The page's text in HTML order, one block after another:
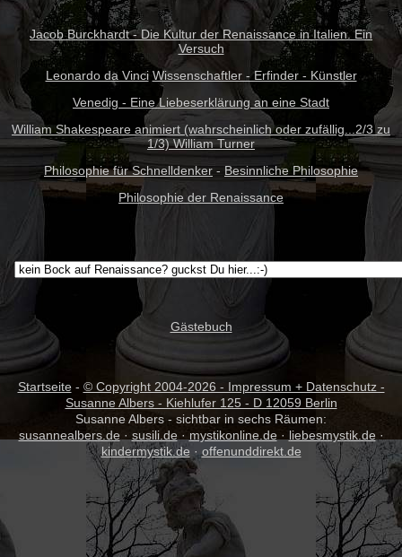
Jacob Burckhardt - Die Kultur der Renaissance in Italien. Ein
Versuch
Leonardo da Vinci Wissenschaftler - Erfinder - Künstler
Venedig - Eine Liebeserklärung an eine Stadt
William Shakespeare animiert (wahrscheinlich oder zufällig...2/3 zu
1/3) William Turner
Philosophie für Schnelldenker- Besinnliche Philosophie
Philosophie der Renaissance
Gästebuch
Startseite- © Copyright 2004-2026 - Impressum + Datenschutz -
Susanne Albers - Kiehlufer 125 - D 12059 Berlin
Susanne Albers - sichtbar in sechs Räumen:
susannealbers.de· susili.de· mystikonline.de· liebesmystik.de·
kindermystik.de · offenunddirekt.de